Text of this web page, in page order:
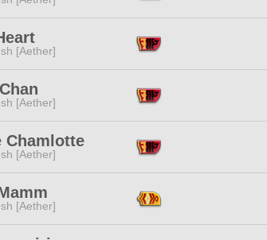
[Aether]
[Aether]
Chamlotte
[Aether]
[Aether]